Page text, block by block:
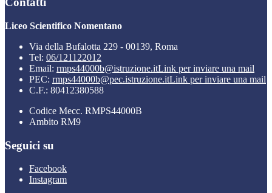
Liceo Scientifico Nomentano
Via della Bufalotta 229 - 00139, Roma
Tel: 06/121122012
Email: rmps44000b@istruzione.itLink per inviare una mail
PEC: rmps44000b@pec.istruzione.itLink per inviare una mail
C.F.: 80412380588
Codice Mecc. RMPS44000B
Ambito RM9
Seguici su
Facebook
Instagram